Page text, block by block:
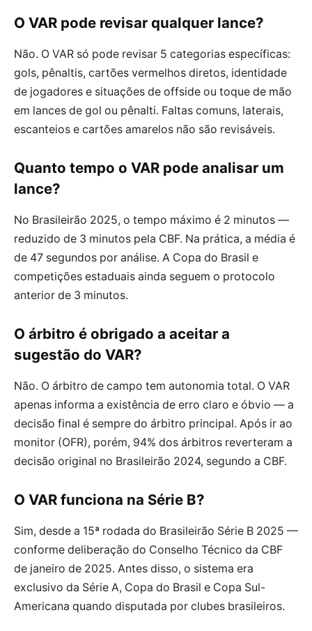
O VAR pode revisar qualquer lance?
Não. O VAR só pode revisar 5 categorias específicas:
gols, pênaltis, cartões vermelhos diretos, identidade
de jogadores e situações de offside ou toque de mão
em lances de gol ou pênalti. Faltas comuns, laterais,
escanteios e cartões amarelos não são revisáveis.
Quanto tempo o VAR pode analisar um
lance?
No Brasileirão 2025, o tempo máximo é 2 minutos —
reduzido de 3 minutos pela CBF. Na prática, a média é
de 47 segundos por análise. A Copa do Brasil e
competições estaduais ainda seguem o protocolo
anterior de 3 minutos.
O árbitro é obrigado a aceitar a
sugestão do VAR?
Não. O árbitro de campo tem autonomia total. O VAR
apenas informa a existência de erro claro e óbvio — a
decisão final é sempre do árbitro principal. Após ir ao
monitor (OFR), porém, 94% dos árbitros reverteram a
decisão original no Brasileirão 2024, segundo a CBF.
O VAR funciona na Série B?
Sim, desde a 15ª rodada do Brasileirão Série B 2025 —
conforme deliberação do Conselho Técnico da CBF
de janeiro de 2025. Antes disso, o sistema era
exclusivo da Série A, Copa do Brasil e Copa Sul-
Americana quando disputada por clubes brasileiros.